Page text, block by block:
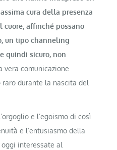
cura della presenza
affinché possano
un tipo channeling
quindi sicuro, non
vera comunicazione
durante la nascita del
e l’egoismo di così
e l’entusiasmo della
interessate al